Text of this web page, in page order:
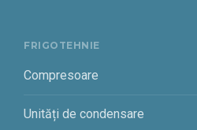
FRIGOTEHNIE
Compresoare
Unități de condensare